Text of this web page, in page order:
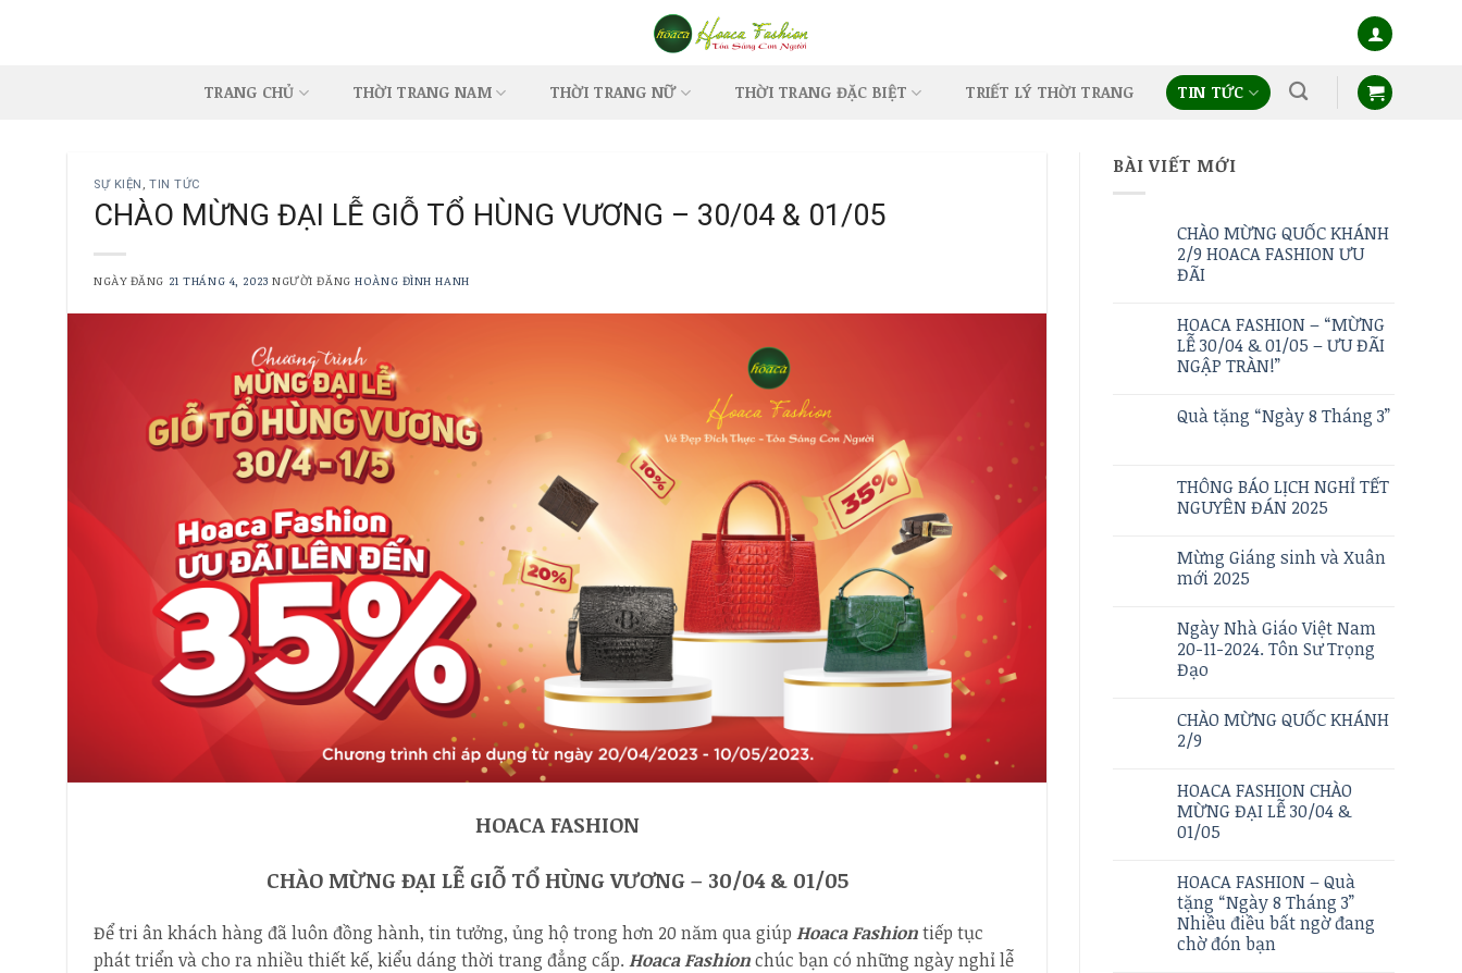
TRANG CHỦ THỜI TRANG NAM THỜI TRANG NỮ THỜI TRANG ĐẶC BIỆT TRIẾT LÝ THỜI TRANG TIN TỨC
SỰ KIỆN ,TIN TỨC
CHÀO MỪNG ĐẠI LỄ GIỖ TỔ HÙNG VƯƠNG – 30/04 & 01/05
NGÀY ĐĂNG 21 THÁNG 4, 2023 NGƯỜI ĐĂNGHOÀNG ĐÌNH HANH
HOACA FASHION
CHÀO MỪNG ĐẠI LỄ GIỖ TỔ HÙNG VƯƠNG – 30/04 & 01/05
Để tri ân khách hàng đã luôn đồng hành, tin tưởng, ủng hộ trong hơn 20 năm qua giúp Hoaca Fashiontiếp tục
phát triển và cho ra nhiều thiết kế, kiểu dáng thời trang đẳng cấp. Hoaca Fashionchúc bạn có những ngày nghỉ lễ
BÀI VIẾT MỚI
CHÀO MỪNG QUỐC KHÁNH
2/9 HOACA FASHION ƯU
ĐÃI
HOACA FASHION – “MỪNG
LỄ 30/04 & 01/05 – ƯU ĐÃI
NGẬP TRÀN!”
Quà tặng “Ngày 8 Tháng 3”
THÔNG BÁO LỊCH NGHỈ TẾT
NGUYÊN ĐÁN 2025
Mừng Giáng sinh và Xuân
mới 2025
Ngày Nhà Giáo Việt Nam
20-11-2024. Tôn Sư Trọng
Đạo
CHÀO MỪNG QUỐC KHÁNH
2/9
HOACA FASHION CHÀO
MỪNG ĐẠI LỄ 30/04 &
01/05
HOACA FASHION – Quà
tặng “Ngày 8 Tháng 3”
Nhiều điều bất ngờ đang
chờ đón bạn